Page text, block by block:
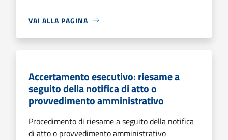
VAI ALLA PAGINA
Accertamento esecutivo: riesame a
seguito della notifica di atto o
provvedimento amministrativo
Procedimento di riesame a seguito della notifica
di atto o provvedimento amministrativo